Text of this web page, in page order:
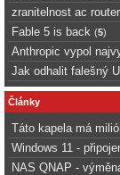
zranitelnost ac
Fable 5 is back (5)
Anthropic vypol
Jak odhalit falešný
Články
Táto kapela má
Windows 11 -
NAS QNAP -